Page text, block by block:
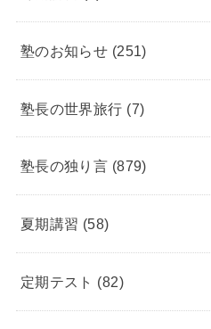
塾のお知らせ (251)
塾長の世界旅行 (7)
塾長の独り言 (879)
夏期講習 (58)
定期テスト (82)